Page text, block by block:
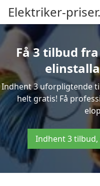
Elektriker-
Få 3 tilbud
Indhent 3 uforpligtende
helt gratis! Få
Indhent 3